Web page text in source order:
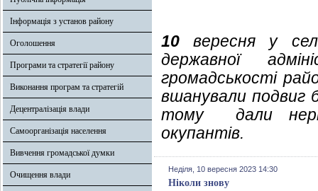
Інформація з установ району
Оголошення
Програми та стратегії району
Виконання програм та стратегій
Децентралізація влади
Самоорганізація населення
Вивчення громадської думки
Очищення влади
10вересня у
державної
громадськості
вшанували подвиг
тому дали
окупантів.
Неділя, 10 вересня 2023 14:30
Ніколи знову